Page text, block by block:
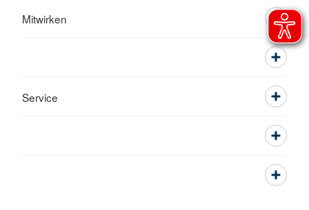
Mitwirken
Service